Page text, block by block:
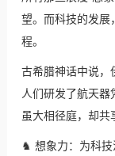
望。而科技的发展
程。
古希腊神话中说，
人们研发了航天
虽大相径庭，却共
♞ 想象力：为科技